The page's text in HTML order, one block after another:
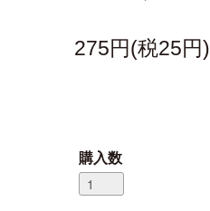
275円(税25円)
購入数